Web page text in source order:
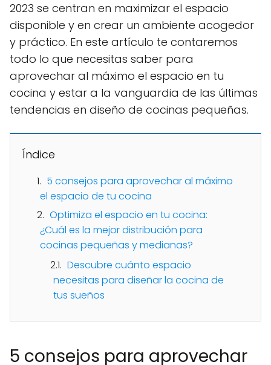
2023 se centran en maximizar el espacio
disponible y en crear un ambiente acogedor
y práctico. En este artículo te contaremos
todo lo que necesitas saber para
aprovechar al máximo el espacio en tu
cocina y estar a la vanguardia de las últimas
tendencias en diseño de cocinas pequeñas.
Índice
5 consejos para aprovechar al máximo
el espacio de tu cocina
Optimiza el espacio en tu cocina:
¿Cuál es la mejor distribución para
cocinas pequeñas y medianas?
Descubre cuánto espacio
necesitas para diseñar la cocina de
tus sueños
5 consejos para aprovechar